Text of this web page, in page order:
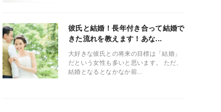
彼氏と結婚！長年付き合って結婚で
きた流れを教えます！あな...
大好きな彼氏との将来の目標は「結婚」
だという女性も多いと思います。 ただ、
結婚となるとなかなか前...